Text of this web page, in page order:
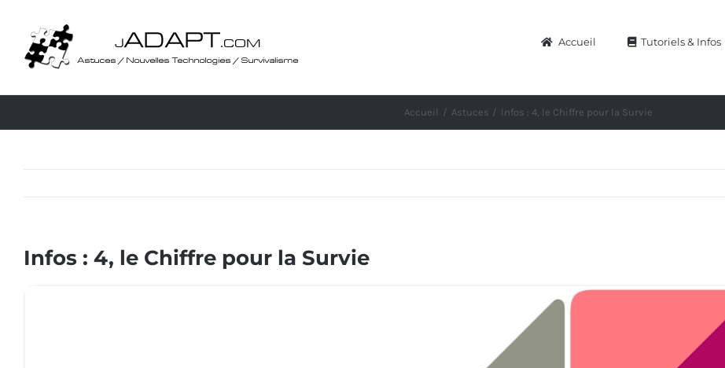
contenu
Accueil Tutoriels & Infos
Accueil Astuces Infos : 4, le Chiffre pour la Survie
Infos : 4, le Chiffre pour la Survie